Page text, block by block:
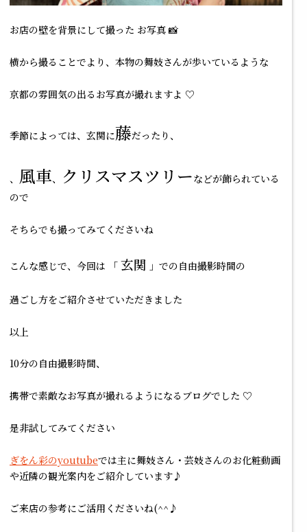
お店の壁を背景にして撮った お写真 📸
横から撮ることでより、本物の舞妓さんが歩いているような
京都の雰囲気の出るお写真が撮れますよ ♡
季節によっては、玄関に藤だったり、
、 風車、 クリスマスツリーなどが飾られている
ので
そちらでも撮ってみてくださいね
こんな感じで、今回は 「 玄関 」での自由撮影時間の
過ごし方をご紹介させていただきました
以上
10分の自由撮影時間、
携帯で素敵なお写真が撮れるようになるブログでした ♡
是非試してみてください
ぎをん彩のyoutubeでは主に舞妓さん・芸妓さんのお化粧動画
や近隣の観光案内をご紹介しています♪
ご来店の参考にご活用くださいね(^^♪